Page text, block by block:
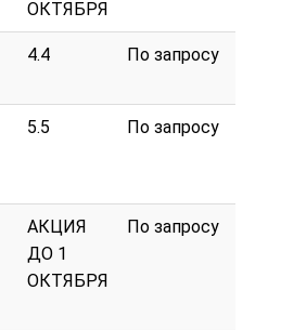
ОКТЯБРЯ
4.4 По запросу
5.5 По запросу
АКЦИЯ
ДО 1
ОКТЯБРЯ
По запросу